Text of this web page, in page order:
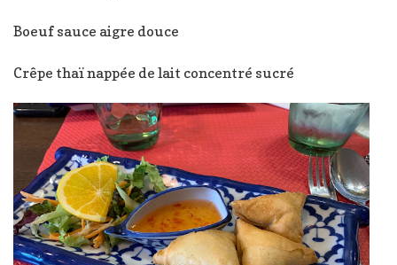
Boeuf sauce aigre douce
Crêpe thaï nappée de lait concentré sucré